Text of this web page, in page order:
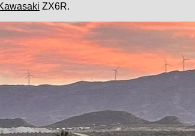
ZX6R.